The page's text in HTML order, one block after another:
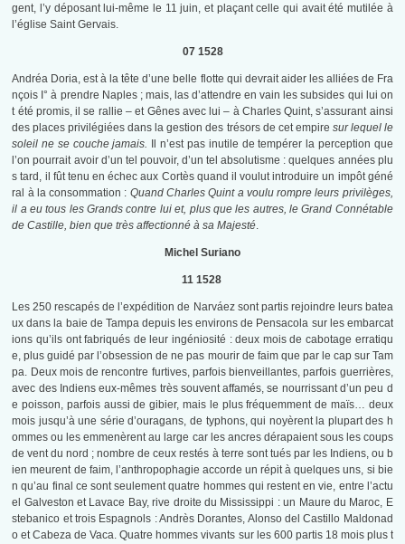
gent, l’y déposant lui-même le 11 juin, et plaçant celle qui avait été mutilée à
l’église Saint Gervais.
07 1528
Andréa Doria, est à la tête d’une belle flotte qui devrait aider les alliées de Fra
nçois I° à prendre Naples ; mais, las d’attendre en vain les subsides qui lui on
t été promis, il se rallie – et Gênes avec lui – à Charles Quint, s’assurant ainsi
des places privilégiées dans la gestion des trésors de cet empire sur lequel le
soleil ne se couche jamais.
Il n’est pas inutile de tempérer la perception que
l’on pourrait avoir d’un tel pouvoir, d’un tel absolutisme : quelques années plu
s tard, il fût tenu en échec aux Cortès quand il voulut introduire un impôt géné
ral à la consommation : Quand Charles Quint a voulu rompre leurs privilèges,
il a eu tous les Grands contre lui et, plus que les autres, le Grand Connétable
de Castille, bien que très affectionné à sa Majesté.
Michel Suriano
11 1528
Les 250 rescapés de l’expédition de Narváez sont partis rejoindre leurs batea
ux dans la baie de Tampa depuis les environs de Pensacola sur les embarcat
ions qu’ils ont fabriqués de leur ingéniosité : deux mois de cabotage erratiqu
e, plus guidé par l’obsession de ne pas mourir de faim que par le cap sur Tam
pa. Deux mois de rencontre furtives, parfois bienveillantes, parfois guerrières,
avec des Indiens eux-mêmes très souvent affamés, se nourrissant d’un peu d
e poisson, parfois aussi de gibier, mais le plus fréquemment de maïs… deux
mois jusqu’à une série d’ouragans, de typhons, qui noyèrent la plupart des h
ommes ou les emmenèrent au large car les ancres dérapaient sous les coups
de vent du nord ; nombre de ceux restés à terre sont tués par les Indiens, ou b
ien meurent de faim, l’anthropophagie accorde un répit à quelques uns, si bie
n qu’au final ce sont seulement quatre hommes qui restent en vie, entre l’actu
el Galveston et Lavace Bay, rive droite du Mississippi : un Maure du Maroc, E
stebanico et trois Espagnols : Andrès Dorantes, Alonso del Castillo Maldonad
o et Cabeza de Vaca. Quatre hommes vivants sur les 600 partis 18 mois plus t